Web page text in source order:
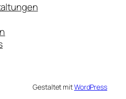
Gestaltet mitWordPress